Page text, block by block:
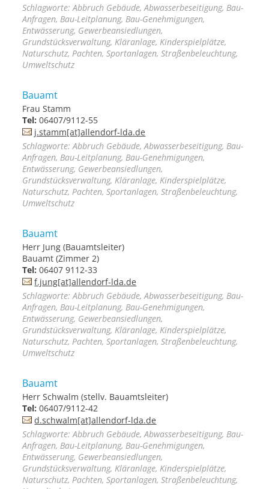
Schlagworte: Abbruch Gebäude, Abwasserbeseitigung, Bau-
Anfragen, Bau-Leitplanung, Bau-Genehmigungen,
Entwässerung, Gewerbeansiedlungen,
Grundstücksverwaltung, Kläranlage, Kinderspielplätze,
Naturschutz, Pachten, Sportanlagen, Straßenbeleuchtung,
Umweltschutz
Bauamt
Frau Stamm
Tel: 06407/9112-55
j.stamm[at]allendorf-lda.de
Schlagworte: Abbruch Gebäude, Abwasserbeseitigung, Bau-
Anfragen, Bau-Leitplanung, Bau-Genehmigungen,
Entwässerung, Gewerbeansiedlungen,
Grundstücksverwaltung, Kläranlage, Kinderspielplätze,
Naturschutz, Pachten, Sportanlagen, Straßenbeleuchtung,
Umweltschutz
Bauamt
Herr Jung (Bauamtsleiter)
Bauamt (Zimmer 2)
Tel: 06407 9112-33
f.jung[at]allendorf-lda.de
Schlagworte: Abbruch Gebäude, Abwasserbeseitigung, Bau-
Anfragen, Bau-Leitplanung, Bau-Genehmigungen,
Entwässerung, Gewerbeansiedlungen,
Grundstücksverwaltung, Kläranlage, Kinderspielplätze,
Naturschutz, Pachten, Sportanlagen, Straßenbeleuchtung,
Umweltschutz
Bauamt
Herr Schwalm (stellv. Bauamtsleiter)
Tel: 06407/9112-42
d.schwalm[at]allendorf-lda.de
Schlagworte: Abbruch Gebäude, Abwasserbeseitigung, Bau-
Anfragen, Bau-Leitplanung, Bau-Genehmigungen,
Entwässerung, Gewerbeansiedlungen,
Grundstücksverwaltung, Kläranlage, Kinderspielplätze,
Naturschutz, Pachten, Sportanlagen, Straßenbeleuchtung,